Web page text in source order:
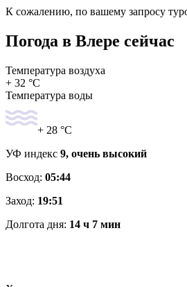
К сожалению, по вашему запросу
Погода в Влере сейчас
Температура воздуха
+ 32 °C
Температура воды
+ 28 °C
УФ индекс 9, очень высокий
Восход: 05:44
Заход: 19:51
Долгота дня: 14 ч 7 мин